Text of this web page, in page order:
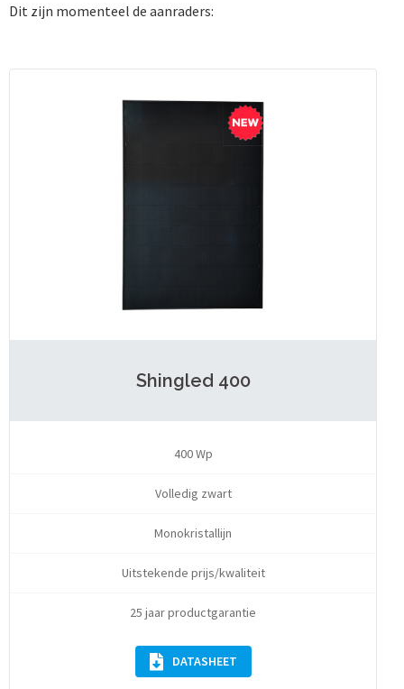
Dit zijn momenteel de aanraders:
Shingled 400
400 Wp
Volledig zwart
Monokristallijn
Uitstekende prijs/kwaliteit
25 jaar productgarantie
DATASHEET